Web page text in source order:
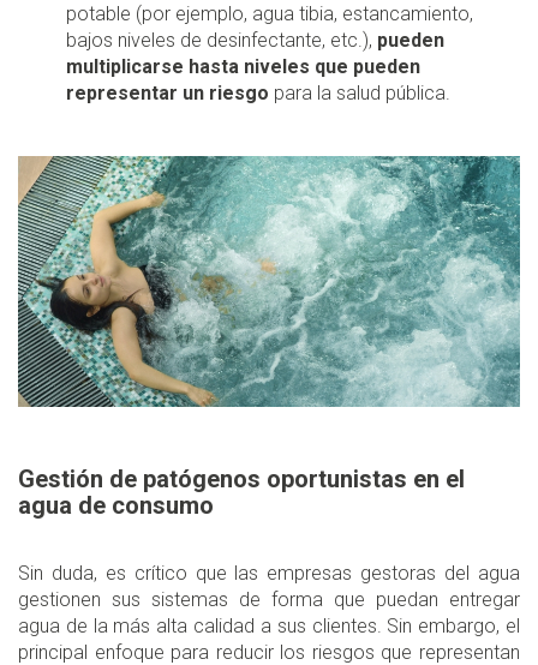
potable (por ejemplo, agua tibia, estancamiento,
bajos niveles de desinfectante, etc.), pueden
multiplicarse hasta niveles que pueden
representar un riesgo para la salud pública.
Gestión de patógenos oportunistas en el
agua de consumo
Sin duda, es crítico que las empresas gestoras del agua
gestionen sus sistemas de forma que puedan entregar
agua de la más alta calidad a sus clientes. Sin embargo, el
principal enfoque para reducir los riesgos que representan